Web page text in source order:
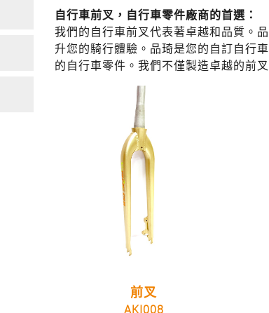
自行車前叉，自行車零件廠商的首選：
我們的自行車前叉代表著卓越和品質。
升您的騎行體驗。品琦是您的自訂自行
的自行車零件。我們不僅製造卓越的前
前叉
AKI008